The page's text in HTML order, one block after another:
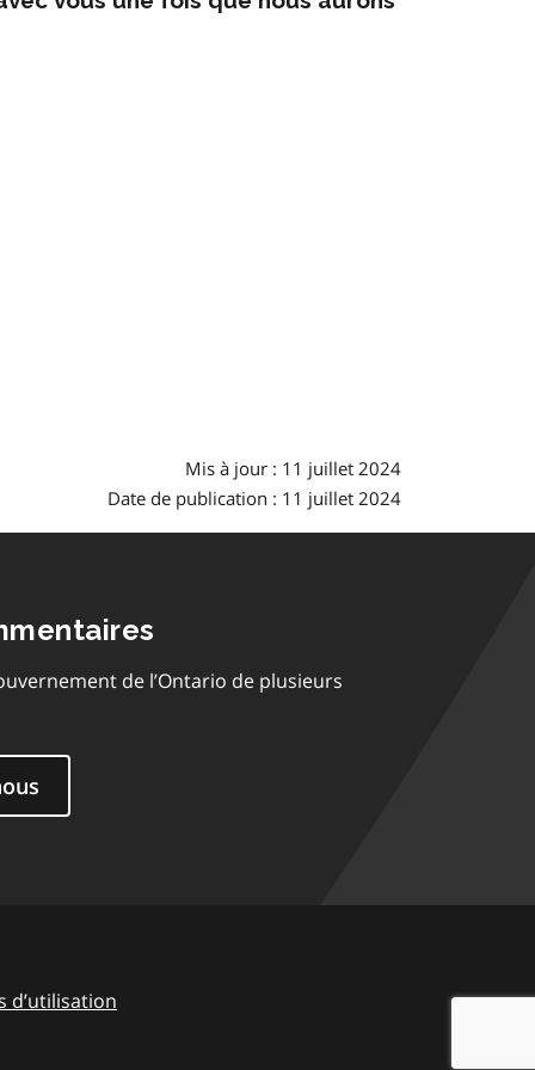
Mis à jour : 11 juillet 2024
Date de publication : 11 juillet 2024
de l’Ontario de plusieurs
d’utilisation